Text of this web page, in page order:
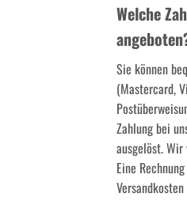
Welche
Sie können
(Mastercard,
Zahlung bei
ausgelöst. Wir
Eine